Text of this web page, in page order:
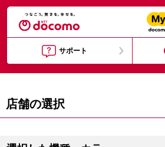
サポート
店舗の選択